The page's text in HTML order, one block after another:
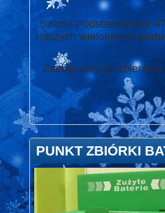
Szkoła Podstawowa nr
naszych wieloletnich
Zachęcamy do
PUNKT ZBIÓRKI